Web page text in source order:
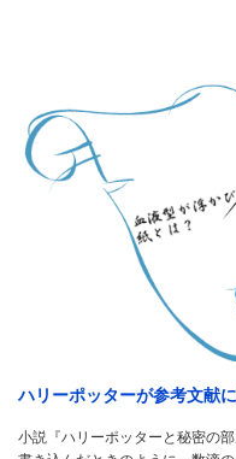
ハリーポッターが参考文献
小説『ハリーポッターと秘密の